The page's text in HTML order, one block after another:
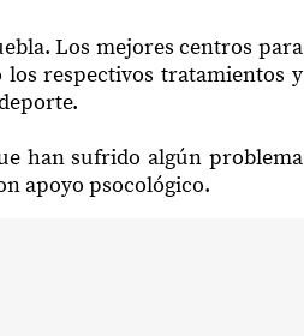
Los mejores centros para
respectivos tratamientos y
han sufrido algún problema
apoyo psocológico.